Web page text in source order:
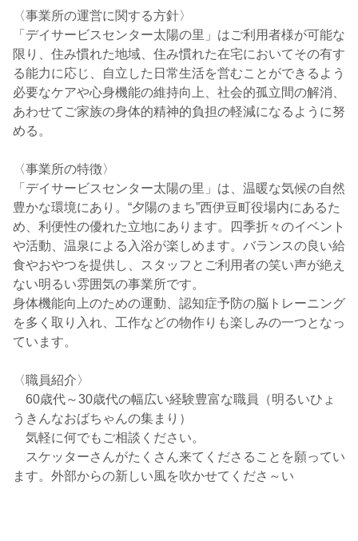
〈事業所の運営に関する方針〉
「デイサービスセンター太陽の里」はご利用者様が可能な
限り、住み慣れた地域、住み慣れた在宅においてその有す
る能力に応じ、自立した日常生活を営むことができるよう
必要なケアや心身機能の維持向上、社会的孤立間の解消、
あわせてご家族の身体的精神的負担の軽減になるように努
める。
〈事業所の特徴〉
「デイサービスセンター太陽の里」は、温暖な気候の自然
豊かな環境にあり。“夕陽のまち”西伊豆町役場内にあるた
め、利便性の優れた立地にあります。四季折々のイベント
や活動、温泉による入浴が楽しめます。バランスの良い給
食やおやつを提供し、スタッフとご利用者の笑い声が絶え
ない明るい雰囲気の事業所です。
身体機能向上のための運動、認知症予防の脳トレーニング
を多く取り入れ、工作などの物作りも楽しみの一つとなっ
ています。
〈職員紹介〉
60歳代～30歳代の幅広い経験豊富な職員（明るいひょ
うきんなおばちゃんの集まり）
気軽に何でもご相談ください。
スケッターさんがたくさん来てくださることを願ってい
ます。外部からの新しい風を吹かせてくださ～い